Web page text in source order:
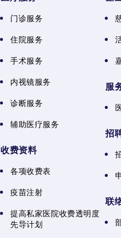
门诊服务
住院服务
手术服务
内视镜服务
诊断服务
辅助医疗服务
收费资料
各项收费表
疫苗注射
提高私家医院收费透明度
先导计划
服
招
联